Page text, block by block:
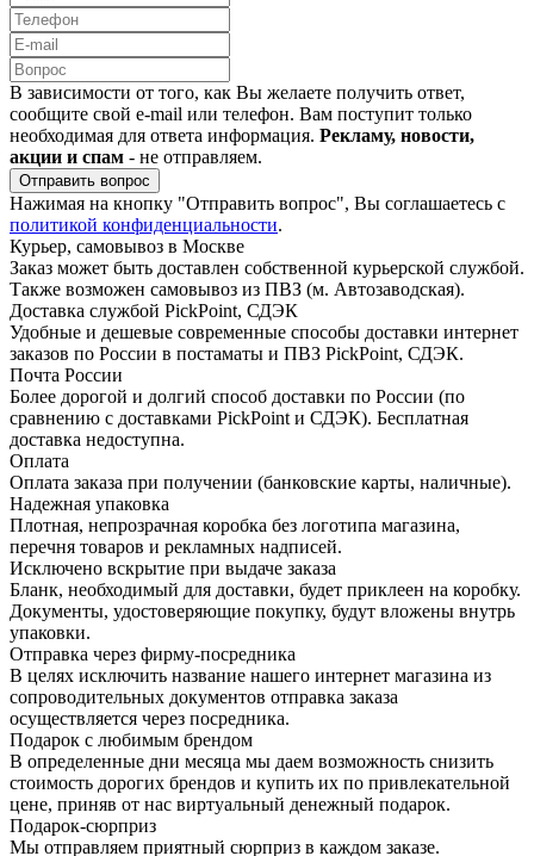
В зависимости от того, как Вы желаете получить ответ,
сообщите свой e-mail или телефон. Вам поступит только
необходимая для ответа информация. Рекламу, новости,
акции и спам - не отправляем.
Отправить вопрос
Нажимая на кнопку "Отправить вопрос", Вы соглашаетесь с
политикой конфиденциальности.
Курьер, самовывоз в Москве
Заказ может быть доставлен собственной курьерской службой.
Также возможен самовывоз из ПВЗ (м. Автозаводская).
Доставка службой PickPoint, СДЭК
Удобные и дешевые современные способы доставки интернет
заказов по России в постаматы и ПВЗ PickPoint, СДЭК.
Почта России
Более дорогой и долгий способ доставки по России (по
сравнению с доставками PickPoint и СДЭК). Бесплатная
доставка недоступна.
Оплата
Оплата заказа при получении (банковские карты, наличные).
Надежная упаковка
Плотная, непрозрачная коробка без логотипа магазина,
перечня товаров и рекламных надписей.
Исключено вскрытие при выдаче заказа
Бланк, необходимый для доставки, будет приклеен на коробку.
Документы, удостоверяющие покупку, будут вложены внутрь
упаковки.
Отправка через фирму-посредника
В целях исключить название нашего интернет магазина из
сопроводительных документов отправка заказа
осуществляется через посредника.
Подарок с любимым брендом
В определенные дни месяца мы даем возможность снизить
стоимость дорогих брендов и купить их по привлекательной
цене, приняв от нас виртуальный денежный подарок.
Подарoк-сюрприз
Мы отправляем приятный сюрприз в каждом заказе.